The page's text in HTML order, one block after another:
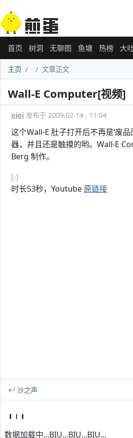
首页 树洞 无聊图 鱼塘 热榜 大
主页 文章正文
Wall-E Computer[视频]
oioi 发布于 2009.02.14 , 11:04
这个Wall-E 肚子打开后不再是‘废
器，并且还是触摸的哟。Wall-E
Berg 制作。
[-]
时长53秒，Youtube 原链接
沙之声
数据加载中...BIU...BIU...BIU...